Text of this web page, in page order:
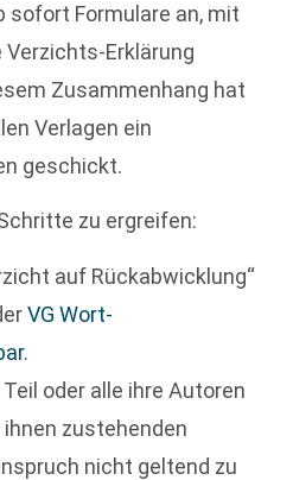
sofort Formulare an, mit
Verzichts-Erklärung
Zusammenhang hat
Verlagen ein
geschickt.
zu ergreifen:
auf Rückabwicklung“
VG Wort-
.
oder alle ihre Autoren
zustehenden
nicht geltend zu